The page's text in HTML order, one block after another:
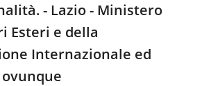
- Lazio - Ministero
Esteri e della
Internazionale ed